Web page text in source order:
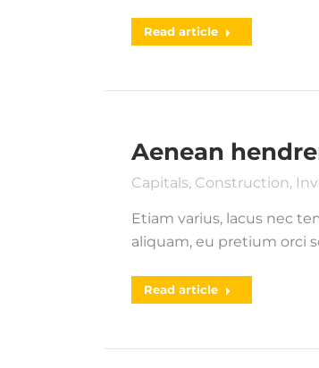
Read article
Aenean
Capitals, Construction,
Etiam varius, lacus nec
aliquam, eu pretium orci
Read article